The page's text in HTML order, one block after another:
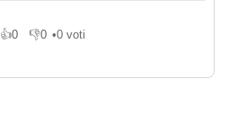
👍0
Mi piace
👎0
Non mi piace
•0 voti